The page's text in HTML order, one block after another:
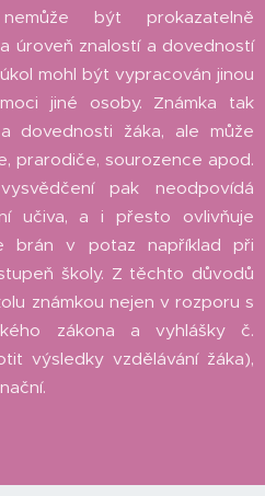
být prokazatelně
úroveň znalostí a dovedností
mohl být vypracován jinou
jiné osoby. Známka tak
dovednosti žáka, ale může
prarodiče, sourozence apod.
pak neodpovídá
učiva, a i přesto ovlivňuje
brán v potaz například při
školy. Z těchto důvodů
známkou nejen v rozporu s
zákona a vyhlášky č.
výsledky vzdělávání žáka),